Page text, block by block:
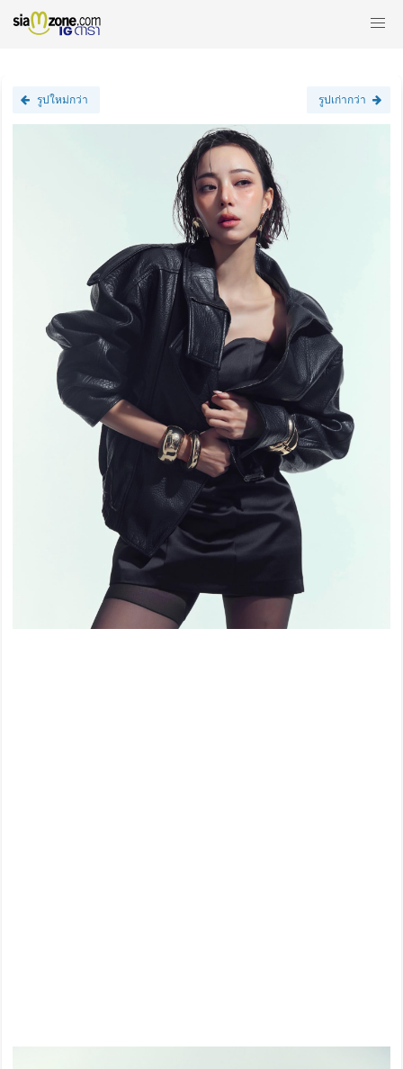
รูปใหม่กว่า รูปเก่ากว่า